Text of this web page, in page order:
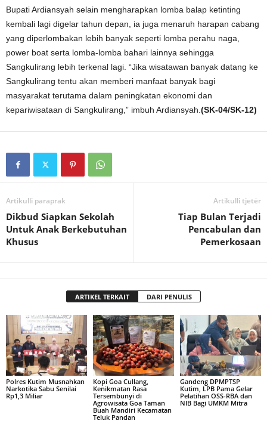
Bupati Ardiansyah selain mengharapkan lomba balap ketinting
kembali lagi digelar tahun depan, ia juga menaruh harapan cabang
yang diperlombakan lebih banyak seperti lomba perahu naga,
power boat serta lomba-lomba bahari lainnya sehingga
Sangkulirang lebih terkenal lagi. “Jika wisatawan banyak datang ke
Sangkulirang tentu akan memberi manfaat banyak bagi
masyarakat terutama dalam peningkatan ekonomi dan
kepariwisataan di Sangkulirang,” imbuh Ardiansyah. (SK-04/SK-12)
Artikulli paraprak
Dikbud Siapkan Sekolah
Untuk Anak Berkebutuhan
Khusus
Artikulli tjetër
Tiap Bulan Terjadi
Pencabulan dan
Pemerkosaan
ARTIKEL TERKAIT DARI PENULIS
Polres Kutim Musnahkan
Narkotika Sabu Senilai
Rp1,3 Miliar
Kopi Goa Cullang,
Kenikmatan Rasa
Tersembunyi di
Agrowisata Goa Taman
Buah Mandiri Kecamatan
Teluk Pandan
Gandeng DPMPTSP
Kutim, LPB Pama Gelar
Pelatihan OSS-RBA dan
NIB Bagi UMKM Mitra